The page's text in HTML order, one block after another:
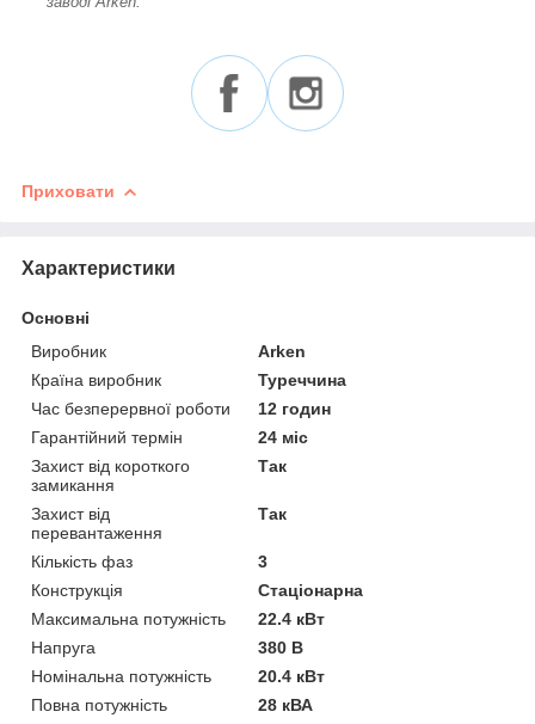
Приховати
Характеристики
Основні
Виробник
Arken
Країна виробник
Туреччина
Час безперервної роботи
12 годин
Гарантійний термін
24 міс
Захист від короткого
замикання
Так
Захист від
перевантаження
Так
Кількість фаз
3
Конструкція
Стаціонарна
Максимальна потужність
22.4 кВт
Напруга
380 В
Номінальна потужність
20.4 кВт
Повна потужність
28 кВА